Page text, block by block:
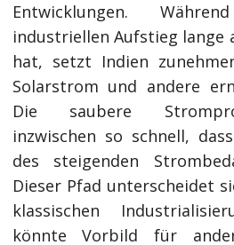
Entwicklungen.
industriellen Aufstieg lange
hat, setzt Indien
Solarstrom und andere
Die saubere
inzwischen so schnell,
des steigenden
Dieser Pfad unterscheidet
klassischen
könnte Vorbild für